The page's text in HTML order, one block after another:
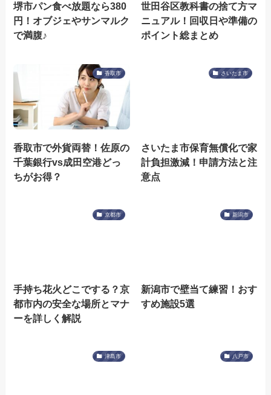
堺市パン食べ放題なら380
円！オブジェやサンマルク
で満腹♪
世田谷区教科書の捨て方マ
ニュアル！回収日や準備の
ポイント総まとめ
香取市
香取市で外貨両替！佐原の
千葉銀行vs成田空港どっ
ちがお得？
さいたま市
さいたま市保育無償化で家
計負担激減！申請方法と注
意点
京都市
手持ち花火どこでする？京
都市内の安全な場所とマナ
ーを詳しく解説
新潟市
新潟市で壁当て練習！おす
すめ施設5選
津島市 八戸市